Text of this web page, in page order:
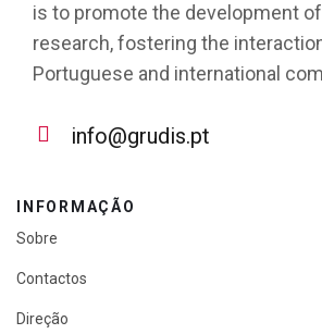
is to promote the development
research, fostering the
Portuguese and international
info@grudis.pt
INFORMAÇÃO
Sobre
Contactos
Direção